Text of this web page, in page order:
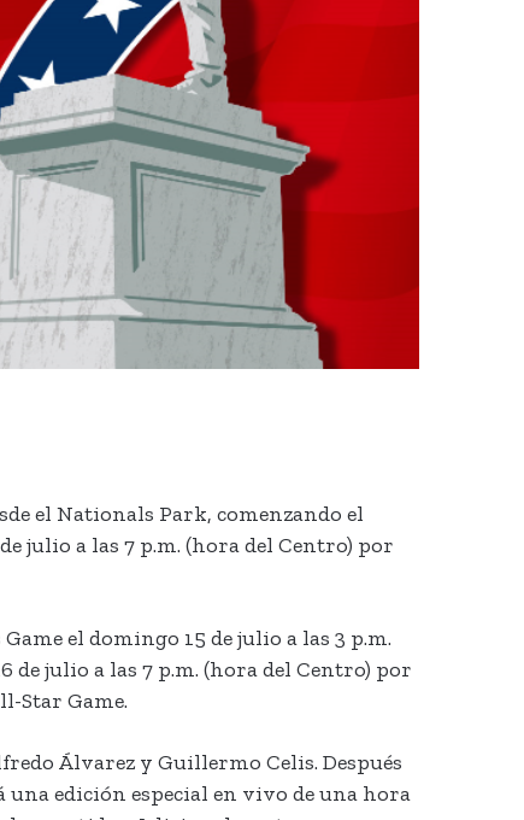
el Nationals Park, comenzando el
julio a las 7 p.m. (hora del Centro) por
el domingo 15 de julio a las 3 p.m.
de julio a las 7 p.m. (hora del Centro) por
Star Game.
Álvarez y Guillermo Celis. Después
edición especial en vivo de una hora